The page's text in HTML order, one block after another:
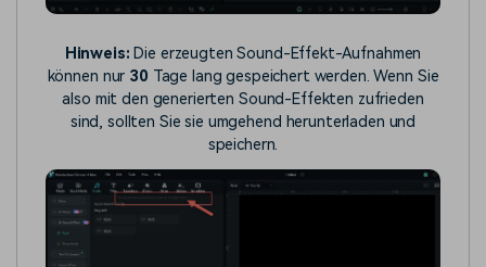
Hinweis: Die erzeugten Sound-Effekt-Aufnahmen
können nur 30 Tage lang gespeichert werden. Wenn Sie
also mit den generierten Sound-Effekten zufrieden
sind, sollten Sie sie umgehend herunterladen und
speichern.